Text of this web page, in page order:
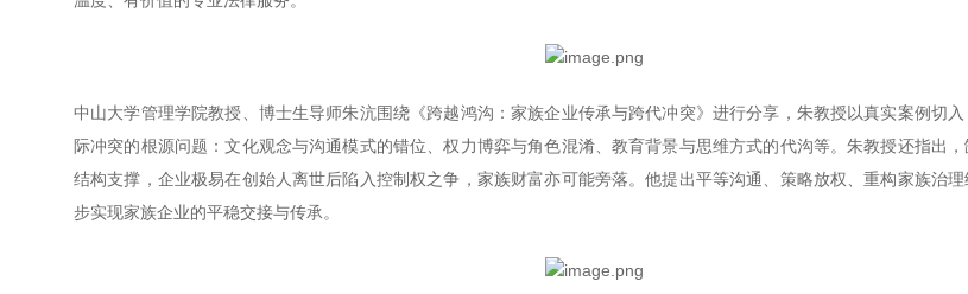
中山大学管理学院教授、博士生导师朱沆围绕《跨越鸿沟：家族企业传承与跨代冲突》进行分享，朱教授以真实案例切
际冲突的根源问题：文化观念与沟通模式的错位、权力博弈与角色混淆、教育背景与思维方式的代沟等。朱教授还指出
结构支撑，企业极易在创始人离世后陷入控制权之争，家族财富亦可能旁落。他提出平等沟通、策略放权、重构家族治
步实现家族企业的平稳交接与传承。